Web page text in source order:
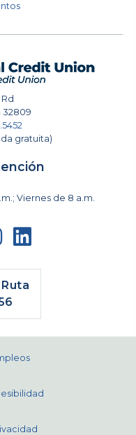
32809
gratuita)
Viernes de 8 a.m.